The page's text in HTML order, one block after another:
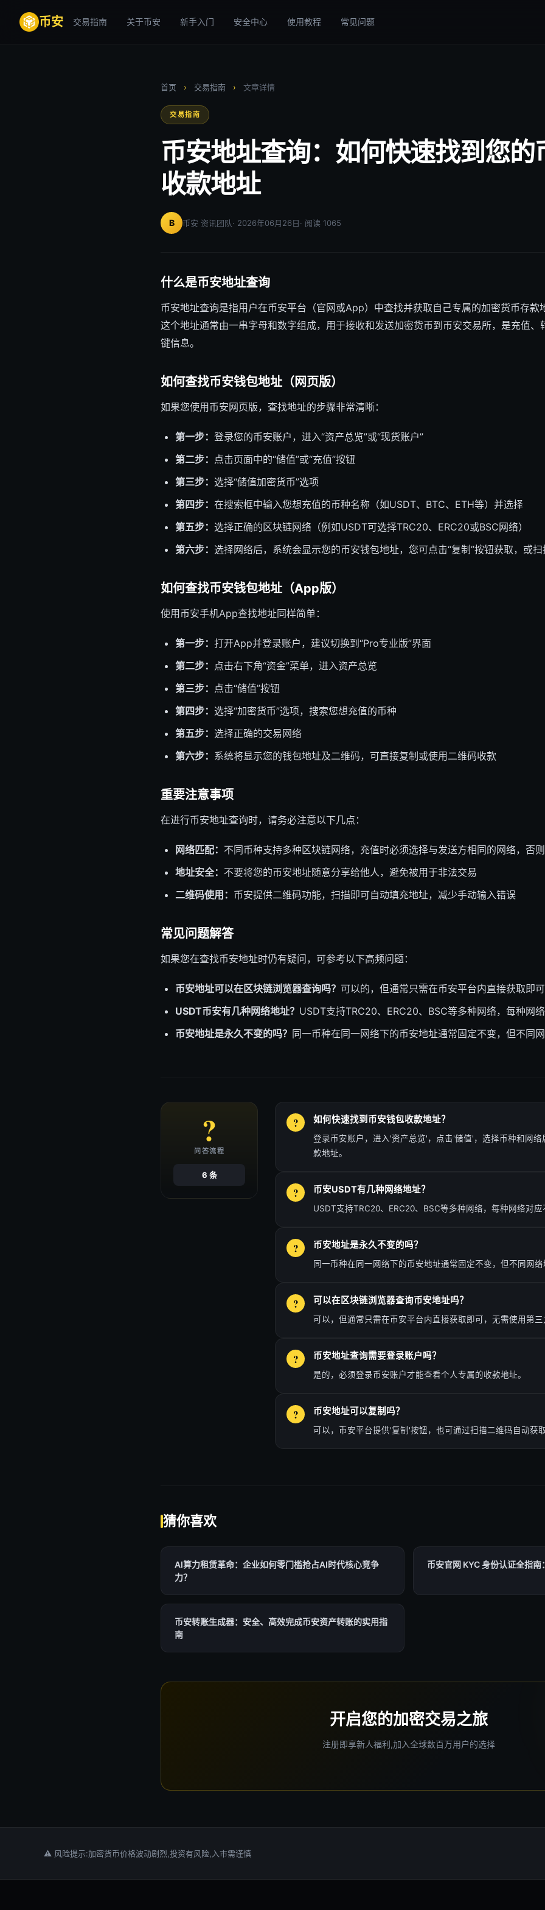
币安 交易指南 关于币安 新手入门 安全中心 使用教程 常见问题
首页 › 交易指南 › 文章详情
交易指南
币安地址查询：如何快速找到您的
收款地址
B 币安 资讯团队· 2026年06月26日· 阅读 1065
什么是币安地址查询
币安地址查询是指用户在币安平台（官网或App）中查找并获取自己专属的加密货币存款
这个地址通常由一串字母和数字组成，用于接收和发送加密货币到币安交易所，是充值、
键信息。
如何查找币安钱包地址（网页版）
如果您使用币安网页版，查找地址的步骤非常清晰：
第一步： 登录您的币安账户，进入“资产总览”或“现货账户”
第二步： 点击页面中的“储值”或“充值”按钮
第三步： 选择“储值加密货币”选项
第四步： 在搜索框中输入您想充值的币种名称（如USDT、BTC、ETH等）并选择
第五步： 选择正确的区块链网络（例如USDT可选择TRC20、ERC20或BSC网络）
第六步： 选择网络后，系统会显示您的币安钱包地址，您可点击“复制”按钮获取，或
如何查找币安钱包地址（App版）
使用币安手机App查找地址同样简单：
第一步： 打开App并登录账户，建议切换到“Pro专业版”界面
第二步： 点击右下角“资金”菜单，进入资产总览
第三步： 点击“储值”按钮
第四步： 选择“加密货币”选项，搜索您想充值的币种
第五步： 选择正确的交易网络
第六步： 系统将显示您的钱包地址及二维码，可直接复制或使用二维码收款
重要注意事项
在进行币安地址查询时，请务必注意以下几点：
网络匹配： 不同币种支持多种区块链网络，充值时必须选择与发送方相同的网络，否
地址安全： 不要将您的币安地址随意分享给他人，避免被用于非法交易
二维码使用： 币安提供二维码功能，扫描即可自动填充地址，减少手动输入错误
常见问题解答
如果您在查找币安地址时仍有疑问，可参考以下高频问题：
币安地址可以在区块链浏览器查询吗？ 可以的，但通常只需在币安平台内直接获取即
USDT币安有几种网络地址？ USDT支持TRC20、ERC20、BSC等多种网络，每种网
币安地址是永久不变的吗？ 同一币种在同一网络下的币安地址通常固定不变，但不同
?
问答流程
6 条
如何快速找到币安钱包收款地址？
登录币安账户，进入'资产总览'，点击'储值'，选择币种和网
款地址。
币安USDT有几种网络地址？
USDT支持TRC20、ERC20、BSC等多种网络，每种网络对
币安地址是永久不变的吗？
同一币种在同一网络下的币安地址通常固定不变，但不同网
可以在区块链浏览器查询币安地址吗？
可以，但通常只需在币安平台内直接获取即可，无需使用第
币安地址查询需要登录账户吗？
是的，必须登录币安账户才能查看个人专属的收款地址。
币安地址可以复制吗？
可以，币安平台提供'复制'按钮，也可通过扫描二维码自动获
猜你喜欢
AI算力租赁革命：企业如何零门槛抢占AI时代核心竞争
力？
币安官网 KYC 身份认证全指
币安转账生成器：安全、高效完成币安资产转账的实用指
南
开启您的加密交易之旅
注册即享新人福利,加入全球数百万用户的选择
⚠ 风险提示:加密货币价格波动剧烈,投资有风险,入市需谨慎